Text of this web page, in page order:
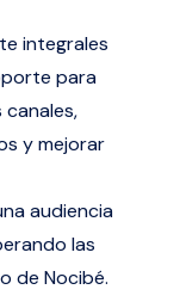
integrales
para
y mejorar
audiencia
las
de Nocibé.